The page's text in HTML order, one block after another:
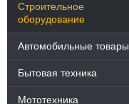
Строительное
оборудование
Автомобильные товары
Бытовая техника
Мототехника